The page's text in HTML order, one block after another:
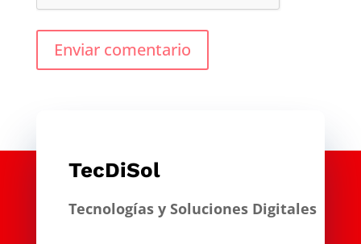
Enviar comentario
TecDiSol
Tecnologías y Soluciones Digitales